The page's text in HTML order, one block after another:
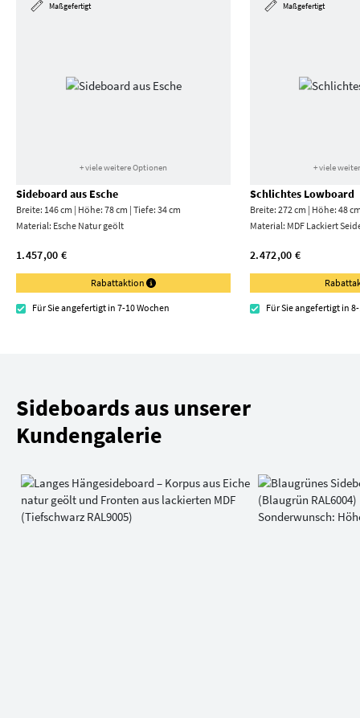
Maßgefertigt
+ viele weitere Optionen
Sideboard aus Esche
Breite: 146 cm | Höhe: 78 cm | Tiefe: 34 cm
Material: Esche Natur geölt
1.457,00 €
Rabattaktion
Für Sie angefertigt in 7-10 Wochen
Maßgefertigt
+ viele
Schlichtes Lowboard
Breite: 272 cm | Höhe: 48
Material: MDF Lackiert
2.472,00 €
Für Sie angefertigt in
Sideboards aus unserer
Kundengalerie